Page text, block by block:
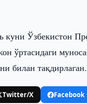
куни Ўзбекистон
ўртасидаги
билан тақдирлаган.
Twitter/X Facebook